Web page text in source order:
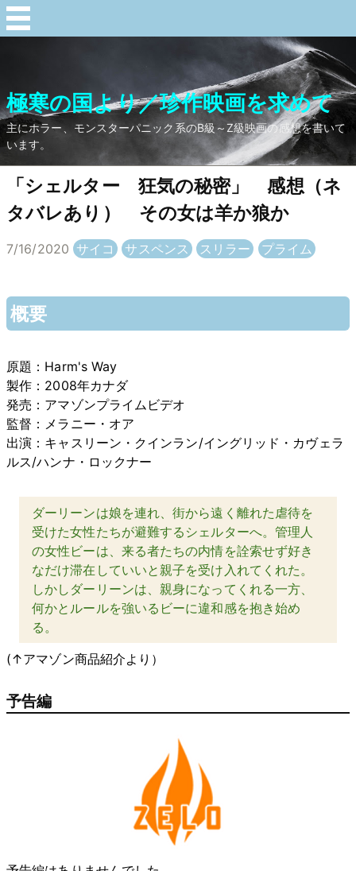
極寒の国より／珍作映画を求めて
主にホラー、モンスターパニック系のB級～Z級映画の感想を書いて
います。
「シェルター 狂気の秘密」 感想（ネ
タバレあり） その女は羊か狼か
7/16/2020 サイコ サスペンス スリラー プライム
概要
原題：Harm's Way
製作：2008年カナダ
発売：アマゾンプライムビデオ
監督：メラニー・オア
出演：キャスリーン・クインラン/イングリッド・カヴェラ
ルス/ハンナ・ロックナー
ダーリーンは娘を連れ、街から遠く離れた虐待を
受けた女性たちが避難するシェルターへ。管理人
の女性ビーは、来る者たちの内情を詮索せず好き
なだけ滞在していいと親子を受け入れてくれた。
しかしダーリーンは、親身になってくれる一方、
何かとルールを強いるビーに違和感を抱き始め
る。
(↑アマゾン商品紹介より）
予告編